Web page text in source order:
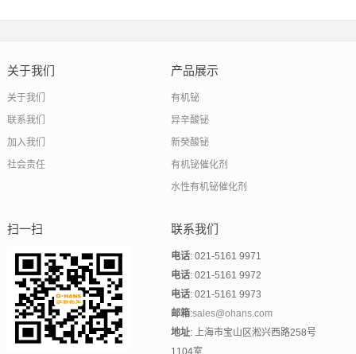
关于我们
关于我们
联系我们
加入我们
社会责任
产品展示
有机铋
异辛酸铋
新癸酸铋
有机铋催化剂
水性有机铋催化剂
扫一扫 联系我们
电话: 021-5161 9971
电话: 021-5161 9972
电话: 021-5161 9973
邮箱:sales@ohans.com
地址: 上海市宝山区淞兴西路258号
1104室